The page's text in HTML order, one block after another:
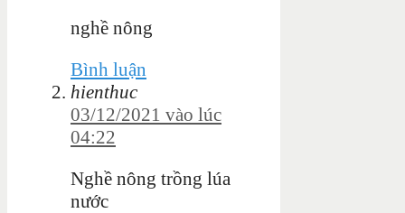
nghề nông
Bình luận
hienthuc
03/12/2021 vào lúc
04:22
Nghề nông trồng lúa
nước